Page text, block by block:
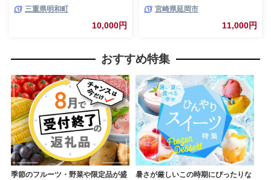
三重県明和町
10,000円
宮崎県延岡市
11,000円
おすすめ特集
季節のフルーツ・野菜や限定品が盛
暑さが厳しいこの時期にぴったりな